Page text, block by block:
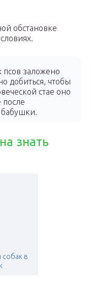
обстановке
псов заложено
добиться, чтобы
стае оно
после
бабушки.
знать
в